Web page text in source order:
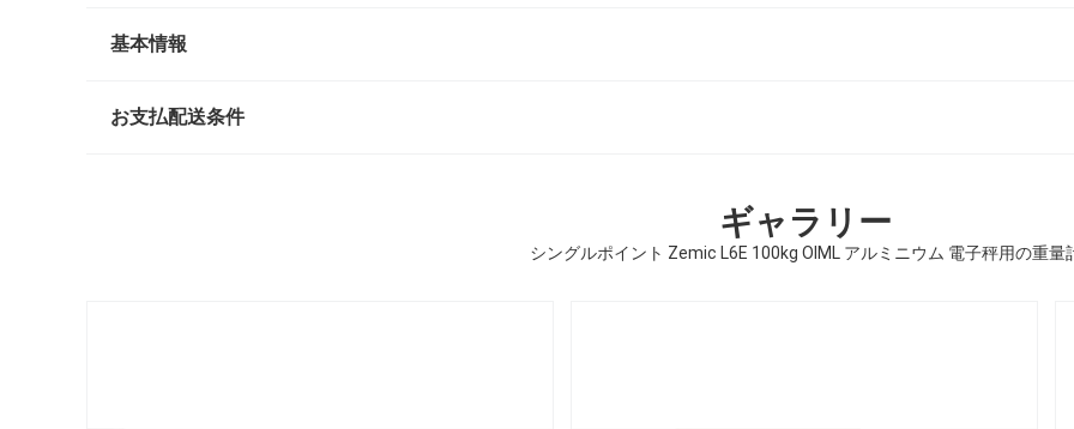
基本情報
お支払配送条件
ギャラリー
シングルポイント Zemic L6E 100kg OIML アルミニウム 電子秤用の重量